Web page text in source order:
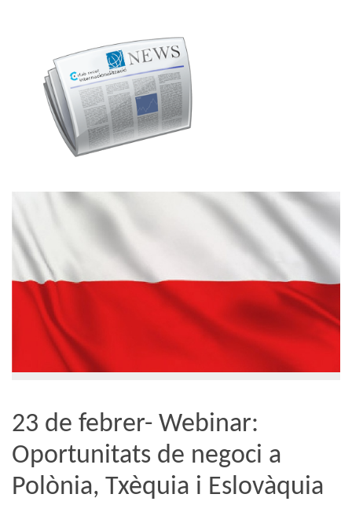
23 de febrer- Webinar:
Oportunitats de negoci a
Polònia, Txèquia i Eslovàquia